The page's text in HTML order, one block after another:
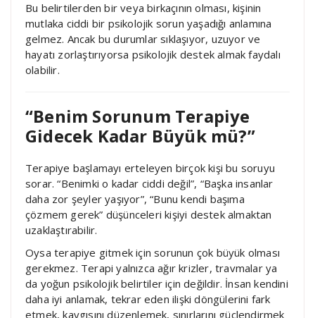
Bu belirtilerden bir veya birkaçının olması, kişinin
mutlaka ciddi bir psikolojik sorun yaşadığı anlamına
gelmez. Ancak bu durumlar sıklaşıyor, uzuyor ve
hayatı zorlaştırıyorsa psikolojik destek almak faydalı
olabilir.
“Benim Sorunum Terapiye
Gidecek Kadar Büyük mü?”
Terapiye başlamayı erteleyen birçok kişi bu soruyu
sorar. “Benimki o kadar ciddi değil”, “Başka insanlar
daha zor şeyler yaşıyor”, “Bunu kendi başıma
çözmem gerek” düşünceleri kişiyi destek almaktan
uzaklaştırabilir.
Oysa terapiye gitmek için sorunun çok büyük olması
gerekmez. Terapi yalnızca ağır krizler, travmalar ya
da yoğun psikolojik belirtiler için değildir. İnsan kendini
daha iyi anlamak, tekrar eden ilişki döngülerini fark
etmek, kaygısını düzenlemek, sınırlarını güçlendirmek